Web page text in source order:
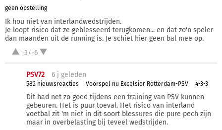
geen opstelling
Ik hou niet van interlandwedstrijden.
Je loopt risico dat ze geblesseerd terugkomen... en dat zo'n speler
dan maanden uit de running is. Je schiet hier geen bal mee op.
+3/-6
PSV72 6 j geleden
582 nieuwsreacties Voorspel nu Excelsior Rotterdam-PSV 4-3-3
Dit had net zo goed tijdens een training van PSV kunnen
gebeuren. Het is puur toeval. Het risico van interland
voetbal zit 'm niet in dit soort blessures die pure pech zijn
maar in overbelasting bij teveel wedstrijden.